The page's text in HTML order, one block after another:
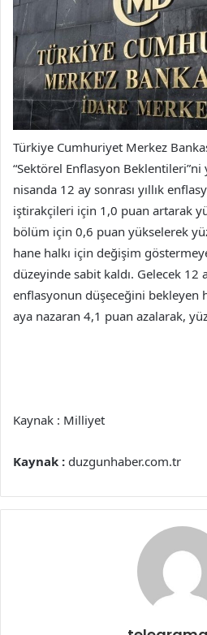
Türkiye Cumhuriyet Merkez
“Sektörel Enflasyon Beklentileri”ni
nisanda 12 ay sonrası yıllık
iştirakçileri için 1,0 puan artarak
bölüm için 0,6 puan yükselerek
hane halkı için değişim
düzeyinde sabit kaldı. Gelecek 12
enflasyonun düşeceğini bekleyen
aya nazaran 4,1 puan azalarak,
Kaynak : Milliyet
Kaynak : duzgunhaber.com.tr